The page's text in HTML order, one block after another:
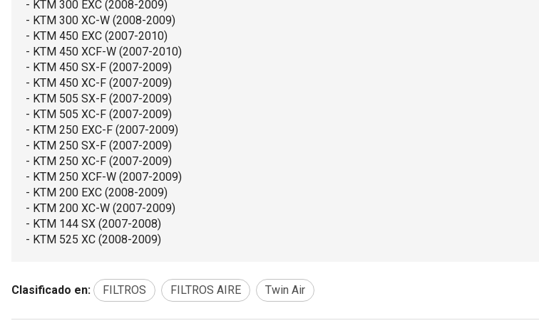
- KTM 300 EXC (2008-2009)
- KTM 300 XC-W (2008-2009)
- KTM 450 EXC (2007-2010)
- KTM 450 XCF-W (2007-2010)
- KTM 450 SX-F (2007-2009)
- KTM 450 XC-F (2007-2009)
- KTM 505 SX-F (2007-2009)
- KTM 505 XC-F (2007-2009)
- KTM 250 EXC-F (2007-2009)
- KTM 250 SX-F (2007-2009)
- KTM 250 XC-F (2007-2009)
- KTM 250 XCF-W (2007-2009)
- KTM 200 EXC (2008-2009)
- KTM 200 XC-W (2007-2009)
- KTM 144 SX (2007-2008)
- KTM 525 XC (2008-2009)
Clasificado en: FILTROS FILTROS AIRE Twin Air